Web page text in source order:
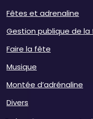
Fêtes et adrenaline
Gestion publique de
Faire la fête
Musique
Montée d’adrénaline
Divers